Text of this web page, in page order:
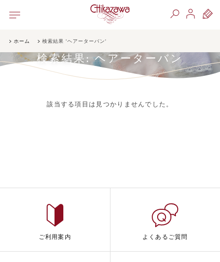
ホーム 検索結果 'ヘアーターバン'
検索結果:ヘアーターバン
該当する項目は見つかりませんでした。
ご利用案内 よくあるご質問